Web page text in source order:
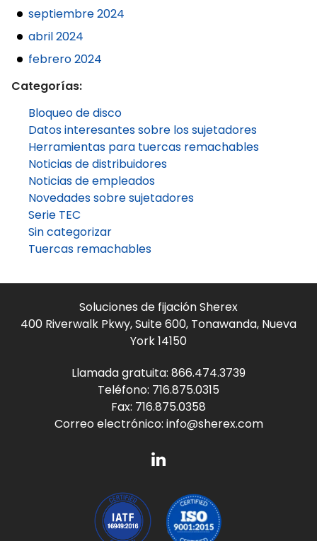
septiembre 2024
abril 2024
febrero 2024
Categorías:
Bloqueo de disco
Datos interesantes sobre los sujetadores
Herramientas para tuercas remachables
Noticias de distribuidores
Noticias de empleados
Novedades sobre sujetadores
Serie TEC
Sin categorizar
Tuercas remachables
Soluciones de fijación Sherex
400 Riverwalk Pkwy, Suite 600, Tonawanda, Nueva
York 14150
Llamada gratuita: 866.474.3739
Teléfono: 716.875.0315
Fax: 716.875.0358
Correo electrónico: info@sherex.com